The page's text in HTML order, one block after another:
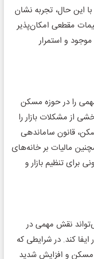
این حال، تجربه نشان
مقطعی امکان‌پذیر
و استمرار
را در حوزه مسکن
از مشکلات بازار را
قانون ساماندهی
مالیات بر خانه‌های
برای تنظیم بازار و
نقش مهمی در
ایفا کند. در شرایطی که
مسکن و افزایش شدید